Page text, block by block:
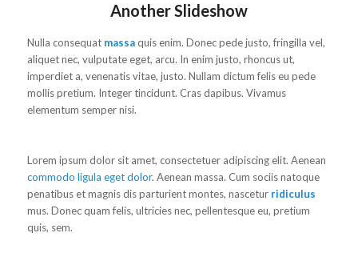
Another Slideshow
Nulla consequat massaquis enim. Donec pede justo, fringilla vel,
aliquet nec, vulputate eget, arcu. In enim justo, rhoncus ut,
imperdiet a, venenatis vitae, justo. Nullam dictum felis eu pede
mollis pretium. Integer tincidunt. Cras dapibus. Vivamus
elementum semper nisi.
Lorem ipsum dolor sit amet, consectetuer adipiscing elit. Aenean
commodo ligula eget dolor. Aenean massa. Cum sociis natoque
penatibus et magnis dis parturient montes, nascetur ridiculus
mus. Donec quam felis, ultricies nec, pellentesque eu, pretium
quis, sem.